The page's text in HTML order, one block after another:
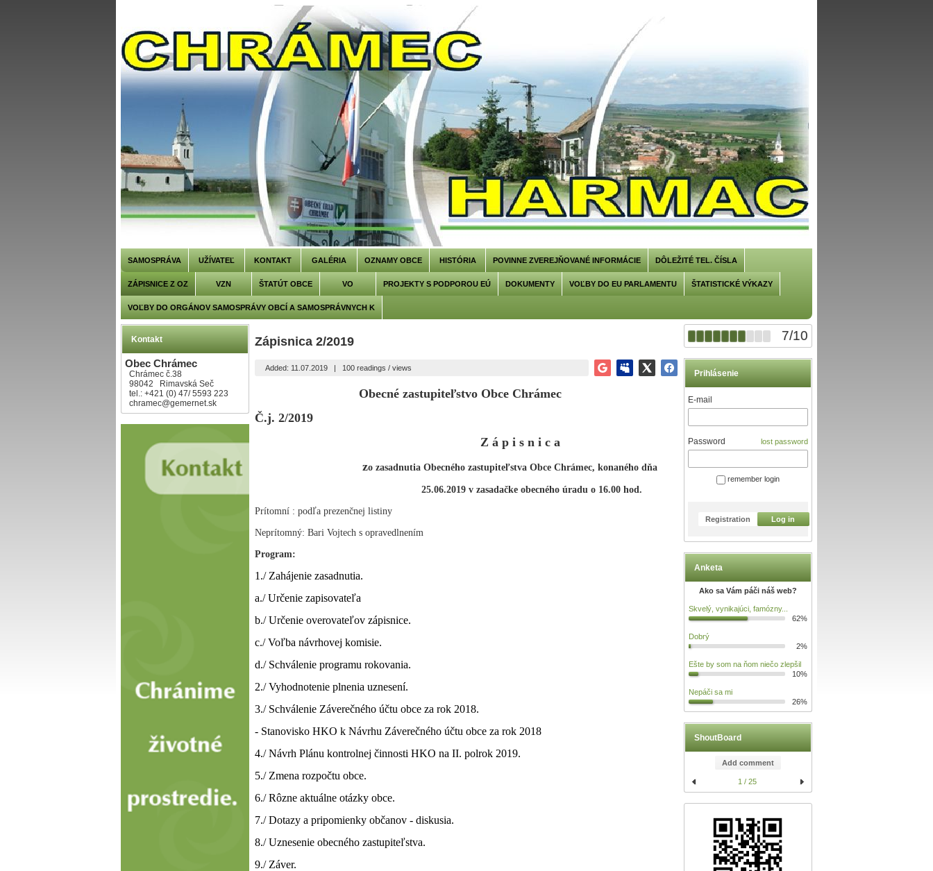
SAMOSPRÁVA UŽÍVATEĽ KONTAKT GALÉRIA OZNAMY OBCE HISTÓRIA POVINNE ZVEREJŇOVANÉ INFORMÁCIE DÔLEŽITÉ TEL. ČÍSLA
ZÁPISNICE Z OZ VZN ŠTATÚT OBCE VO PROJEKTY S PODPOROU EÚ DOKUMENTY VOĽBY DO EU PARLAMENTU ŠTATISTICKÉ VÝKAZY
VOĽBY DO ORGÁNOV SAMOSPRÁVY OBCÍ A SAMOSPRÁVNYCH K
Kontakt
Obec Chrámec
Chrámec č.38
98042 Rimavská Seč
tel.: +421 (0) 47/ 5593 223
chramec@gemernet.sk
7/10
Prihlásenie
E-mail
Password lost password
remember login
Registration Log in
Anketa
Ako sa Vám páči náš web?
Skvelý, vynikajúci, famózny...
62%
Dobrý
2%
Ešte by som na ňom niečo zlepšil
10%
Nepáči sa mi
26%
ShoutBoard
Add comment
1 / 25
Zápisnica 2/2019
Added: 11.07.2019 | 100 readings / views
Obecné zastupiteľstvo Obce Chrámec
Č.j. 2/2019
Z á p i s n i c a
zo zasadnutia Obecného zastupiteľstva Obce Chrámec, konaného dňa
25.06.2019 v zasadačke obecného úradu o 16.00 hod.
Prítomní : podľa prezenčnej listiny
Neprítomný: Bari Vojtech s opravedlnením
Program:
1./ Zahájenie zasadnutia.
a./ Určenie zapisovateľa
b./ Určenie overovateľov zápisnice.
c./ Voľba návrhovej komisie.
d./ Schválenie programu rokovania.
2./ Vyhodnotenie plnenia uznesení.
3./ Schválenie Záverečného účtu obce za rok 2018.
- Stanovisko HKO k Návrhu Záverečného účtu obce za rok 2018
4./ Návrh Plánu kontrolnej činnosti HKO na II. polrok 2019.
5./ Zmena rozpočtu obce.
6./ Rôzne aktuálne otázky obce.
7./ Dotazy a pripomienky občanov - diskusia.
8./ Uznesenie obecného zastupiteľstva.
9./ Záver.